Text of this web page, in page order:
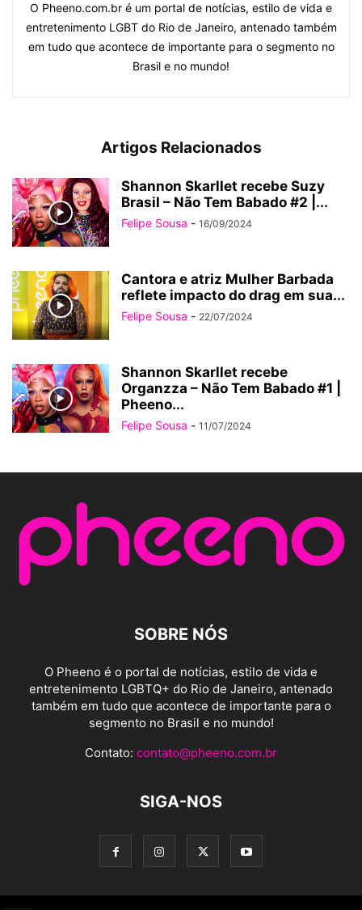
O Pheeno.com.br é um portal de notícias, estilo de vida e
entretenimento LGBT do Rio de Janeiro, antenado também
em tudo que acontece de importante para o segmento no
Brasil e no mundo!
Artigos Relacionados
Shannon Skarllet recebe Suzy
Brasil – Não Tem Babado #2 |...
Felipe Sousa - 16/09/2024
Cantora e atriz Mulher Barbada
reflete impacto do drag em sua...
Felipe Sousa - 22/07/2024
Shannon Skarllet recebe
Organzza – Não Tem Babado #1 |
Pheeno...
Felipe Sousa - 11/07/2024
SOBRE NÓS
O Pheeno é o portal de notícias, estilo de vida e
entretenimento LGBTQ+ do Rio de Janeiro, antenado
também em tudo que acontece de importante para o
segmento no Brasil e no mundo!
Contato: contato@pheeno.com.br
SIGA-NOS